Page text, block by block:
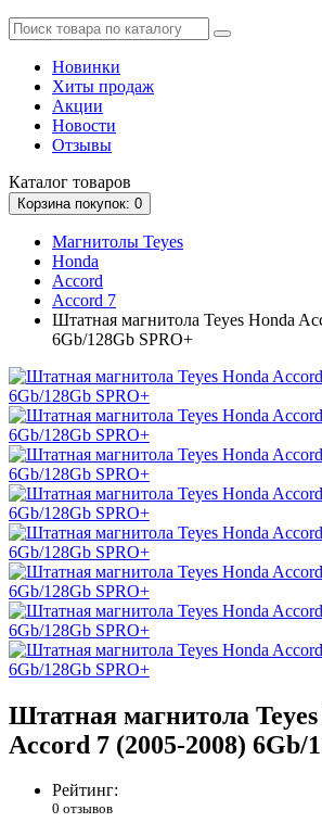
Новинки
Хиты продаж
Акции
Новости
Отзывы
Каталог товаров
Корзина покупок: 0
Магнитолы Teyes
Honda
Accord
Accord 7
Штатная магнитола Teyes Honda
6Gb/128Gb SPRO+
Штатная магнитола
Accord 7 (2005-2008) 6Gb/
Рейтинг:
0 отзывов